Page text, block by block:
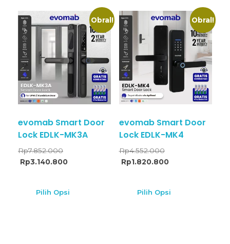
Obral!
evomab Smart Door
Lock EDLK-MK3A
Rp7.852.000
Rp3.140.800
Pilih Opsi
Obral!
evomab Smart Door
Lock EDLK-MK4
Rp4.552.000
Rp1.820.800
Pilih Opsi